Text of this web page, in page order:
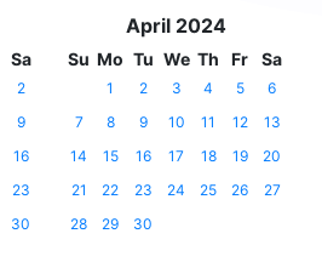
Sa
2
9
16
23
30
April 2024
Su Mo Tu We Th Fr Sa
1 2 3 4 5
6
7
8 9 10 11 12
13
14
15 16 17 18 19
20
21
22 23 24 25 26
27
28
29 30